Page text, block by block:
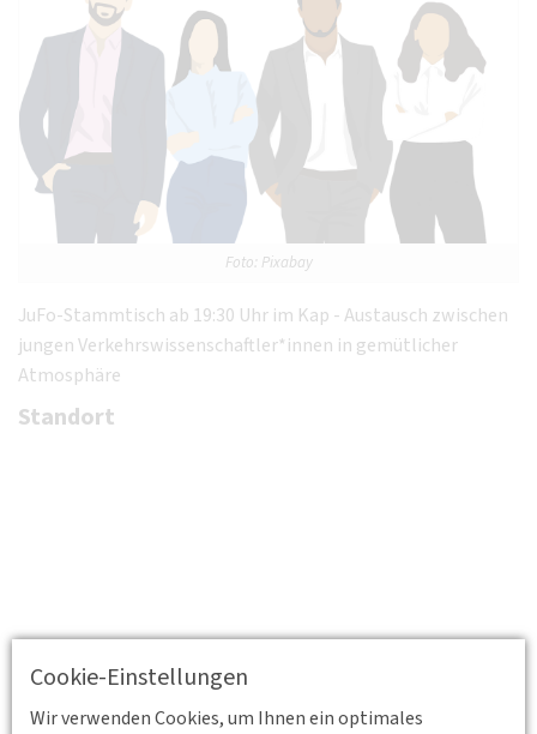
Cookie-Einstellungen
Wir verwenden Cookies, um Ihnen ein optimales
Foto: Pixabay
JuFo-Stammtisch ab 19:30 Uhr im Kap - Austausch zwischen
jungen Verkehrswissenschaftler*innen in gemütlicher
Atmosphäre
Standort